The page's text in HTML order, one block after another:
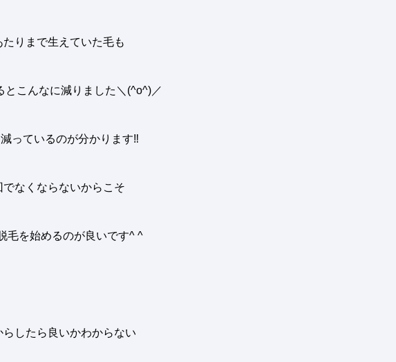
たりまで生えていた毛も
とこんなに減りました ＼(^o^)／
っているのが分かります‼︎
でなくならないからこそ
毛を始めるのが良いです^ ^
らしたら良いかわからない